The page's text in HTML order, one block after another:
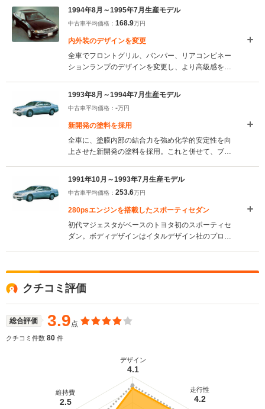
ンの特性改善、ボディ剛性の向上も行われた。
(1995.8)
1994年8月～1995年7月生産モデル
中古車平均価格： 168.9万円
内外装のデザインを変更
全車でフロントグリル、バンパー、リアコンビネー
ションランプのデザインを変更し、より高級感を演
着、助手席エアバッグのオプション設定などを同時
に実施している。(1994.8)
1993年8月～1994年7月生産モデル
中古車平均価格： -万円
新開発の塗料を採用
全車に、塗膜内部の結合力を強め化学的安定性を向
上させた新開発の塗料を採用。これと併せて、ブラ
(1993.8)
1991年10月～1993年7月生産モデル
中古車平均価格： 253.6万円
280psエンジンを搭載したスポーティセダン
初代マジェスタがベースのトヨタ初のスポーティセ
ダン。ボディデザインはイタルデザイン社のプロト
を採用。エンジンは280ps発生する3Lの直6ターボと
230psの3LNAの2種類。強大なトルク＆パワーを余
すところなく路面に伝えるために、ショックアブソ
ーバーの減衰力を電子制御するピエゾTEMSを装備
するほか、4輪ABSやTRCなど、当時の最新技術を
惜しみなく使っている。内装には空気清浄機や高級
クチコミ評価
総合評価 3.9点
クチコミ件数 80 件
デザイン
4.1
走行性
4.2
維持費
2.5